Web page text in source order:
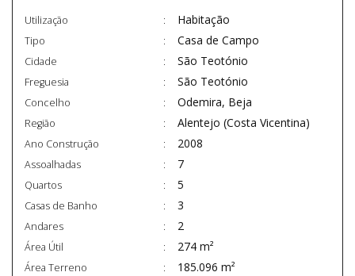
Utilização Habitação
Tipo Casa de Campo
Cidade São Teotónio
Freguesia São Teotónio
Concelho Odemira, Beja
Região Alentejo (Costa Vicentina)
Ano Construção 2008
Assoalhadas 7
Quartos 5
Casas de Banho 3
Andares 2
Área Útil 274 m²
Área Terreno 185.096 m²